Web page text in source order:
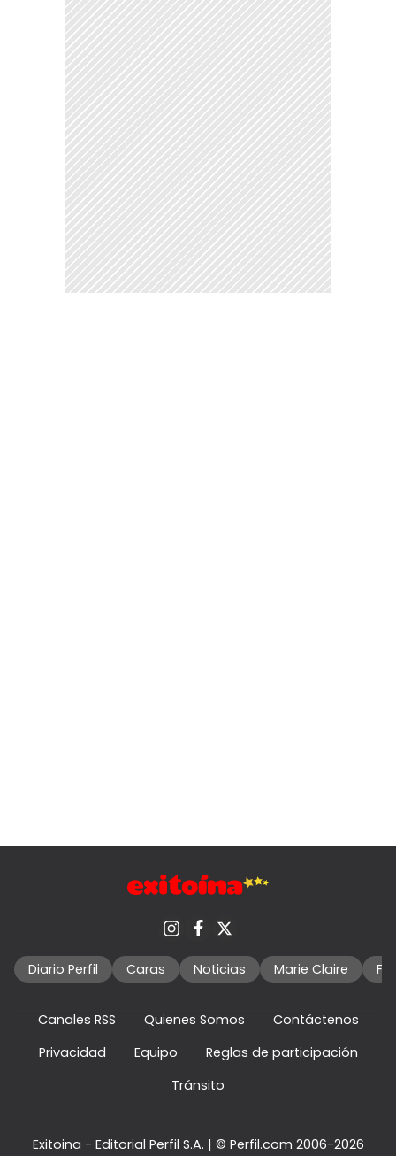
Diario Perfil Caras Noticias Marie Claire
Canales RSS Quienes Somos
Contáctenos
Privacidad
Equipo
Reglas de participación
Tránsito
Exitoina - Editorial Perfil S.A. | © Perfil.com 2006-2026